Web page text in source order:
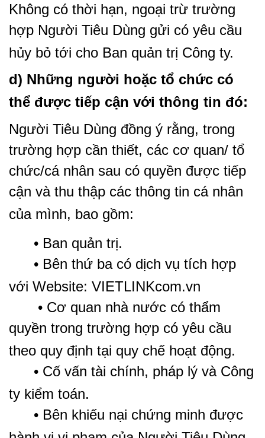
Không có thời hạn, ngoại trừ trường
hợp Người Tiêu Dùng gửi có yêu cầu
hủy bỏ tới cho Ban quản trị Công ty.
d) Những người hoặc tổ chức có
thể được tiếp cận với thông tin đó:
Người Tiêu Dùng đồng ý rằng, trong
trường hợp cần thiết, các cơ quan/ tổ
chức/cá nhân sau có quyền được tiếp
cận và thu thập các thông tin cá nhân
của mình, bao gồm:
• Ban quản trị.
• Bên thứ ba có dịch vụ tích hợp
với Website: VIETLINKcom.vn
• Cơ quan nhà nước có thẩm
quyền trong trường hợp có yêu cầu
theo quy định tại quy chế hoạt động.
• Cố vấn tài chính, pháp lý và Công
ty kiểm toán.
• Bên khiếu nại chứng minh được